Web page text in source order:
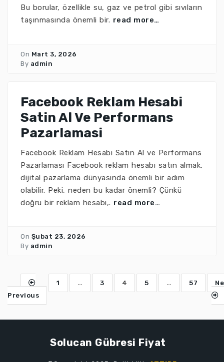
Bu borular, özellikle su, gaz ve petrol gibi sıvıların
taşınmasında önemli bir. read more…
On Mart 3, 2026
By admin
Facebook Reklam Hesabi
Satin Al Ve Performans
Pazarlamasi
Facebook Reklam Hesabı Satın Al ve Performans
Pazarlaması Facebook reklam hesabı satın almak,
dijital pazarlama dünyasında önemli bir adım
olabilir. Peki, neden bu kadar önemli? Çünkü
doğru bir reklam hesabı,. read more…
On Şubat 23, 2026
By admin
Previous
1 … 3 4 5 … 57
Solucan Gübresi Fiyat